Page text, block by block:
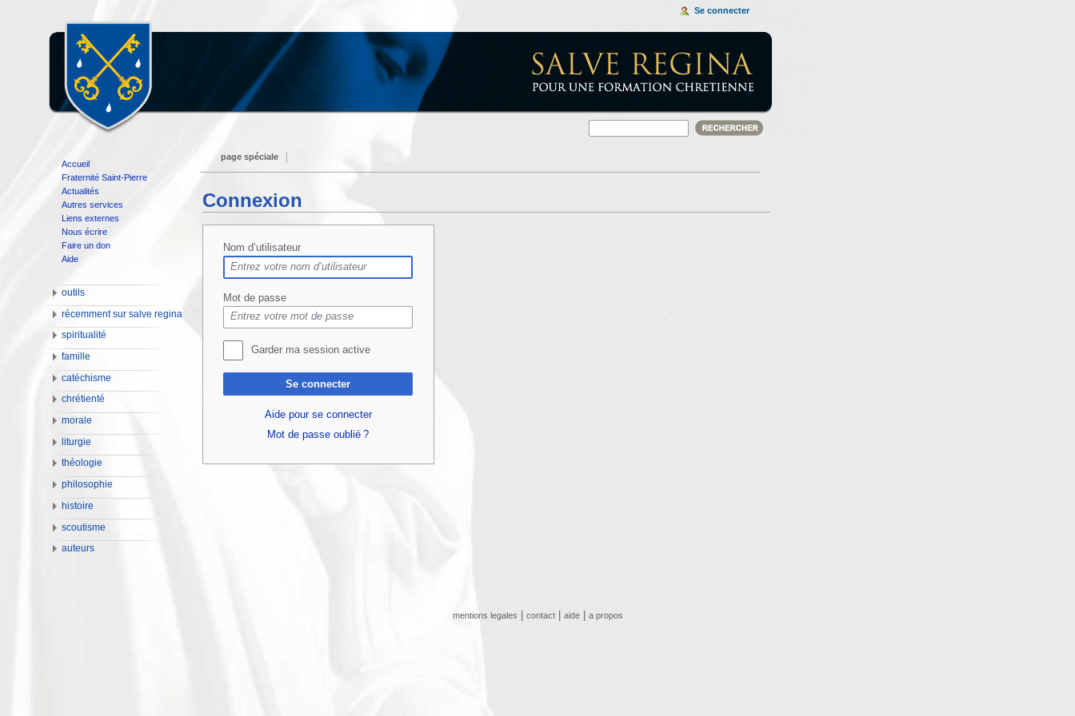
Connexion
Nom d’utilisateur
Mot de passe
Garder ma session active
Se connecter
Aide pour se connecter
Mot de passe oublié ?
page spéciale
Se connecter
Accueil
Fraternité Saint-Pierre
Actualités
Autres services
Liens externes
Nous écrire
Faire un don
Aide
outils
récemment sur salve regina
spiritualité
famille
catéchisme
chrétienté
morale
liturgie
théologie
philosophie
histoire
scoutisme
auteurs
mentions legales contact| aide| a propos